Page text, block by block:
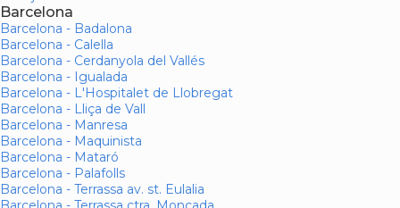
Barcelona
Barcelona - Badalona
Barcelona - Calella
Barcelona - Cerdanyola del Vallés
Barcelona - Igualada
Barcelona - L'Hospitalet de Llobregat
Barcelona - Lliça de Vall
Barcelona - Manresa
Barcelona - Maquinista
Barcelona - Mataró
Barcelona - Palafolls
Barcelona - Terrassa av. st. Eulalia